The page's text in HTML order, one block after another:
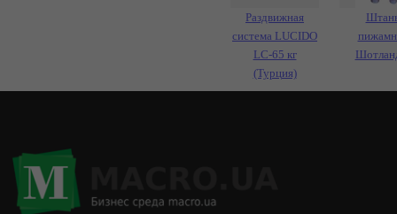
Раздвижная
система LUCIDO
LC-65 кг
(Турция)